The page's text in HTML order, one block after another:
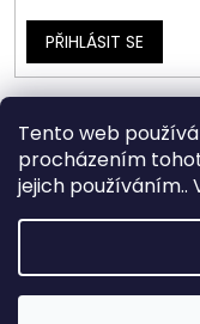
Tento web
procházením
jejich
PŘIHLÁSIT SE